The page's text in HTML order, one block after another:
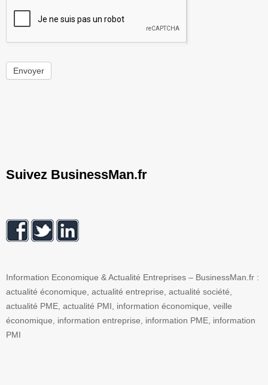
Envoyer
Suivez BusinessMan.fr
Information Economique & Actualité Entreprises – BusinessMan.fr :
actualité économique, actualité entreprise, actualité société,
actualité PME, actualité PMI, information économique, veille
économique, information entreprise, information PME, information
PMI